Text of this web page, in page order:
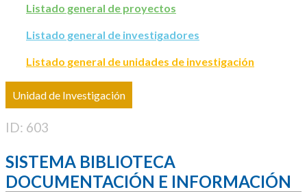
Listado general de proyectos
Listado general de investigadores
Listado general de unidades de investigación
Unidad de Investigación
ID: 603
SISTEMA BIBLIOTECA
DOCUMENTACIÓN E INFORMACIÓN